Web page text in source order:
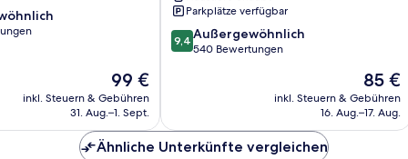
Der
Preis
beträgt
99 €
inkl. Steuern & Gebühren
31. Aug.–1. Sept.
Center
Dąbie
Parkplätze verfügbar
9.4
von
9,4 Außergewöhnlich
540 Bewertungen
Der
Preis
beträgt
85 €
inkl. Steuern & Gebühren
16. Aug.–17. Aug.
Ähnliche Unterkünfte vergleichen